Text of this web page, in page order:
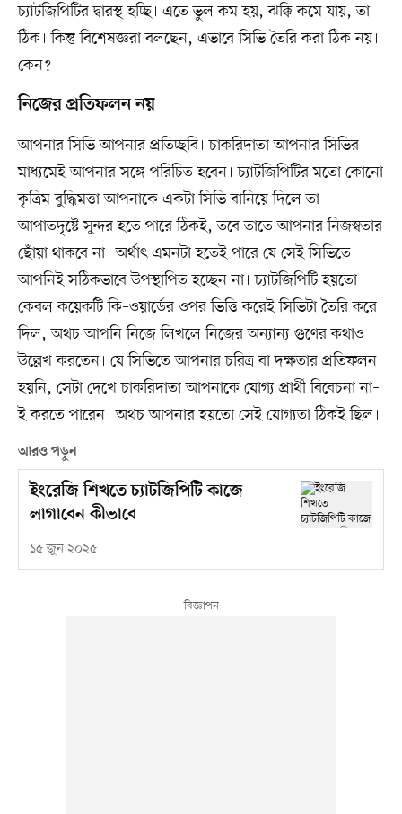
চ্যাটজিপিটির দ্বারস্থ হচ্ছি। এতে ভুল কম হয়, ঝক্কি কমে যায়, তা
ঠিক। কিন্তু বিশেষজ্ঞরা বলছেন, এভাবে সিভি তৈরি করা ঠিক নয়।
কেন?
নিজের প্রতিফলন নয়
আপনার সিভি আপনার প্রতিচ্ছবি। চাকরিদাতা আপনার সিভির
মাধ্যমেই আপনার সঙ্গে পরিচিত হবেন। চ্যাটজিপিটির মতো কোনো
কৃত্রিম বুদ্ধিমত্তা আপনাকে একটা সিভি বানিয়ে দিলে তা
আপাতদৃষ্টে সুন্দর হতে পারে ঠিকই, তবে তাতে আপনার নিজস্বতার
ছোঁয়া থাকবে না। অর্থাৎ এমনটা হতেই পারে যে সেই সিভিতে
আপনিই সঠিকভাবে উপস্থাপিত হচ্ছেন না। চ্যাটজিপিটি হয়তো
কেবল কয়েকটি কি–ওয়ার্ডের ওপর ভিত্তি করেই সিভিটা তৈরি করে
দিল, অথচ আপনি নিজে লিখলে নিজের অন্যান্য গুণের কথাও
উল্লেখ করতেন। যে সিভিতে আপনার চরিত্র বা দক্ষতার প্রতিফলন
হয়নি, সেটা দেখে চাকরিদাতা আপনাকে যোগ্য প্রার্থী বিবেচনা না–
ই করতে পারেন। অথচ আপনার হয়তো সেই যোগ্যতা ঠিকই ছিল।
আরও পড়ুন
ইংরেজি শিখতে চ্যাটজিপিটি কাজে
লাগাবেন কীভাবে
১৫ জুন ২০২৫